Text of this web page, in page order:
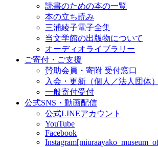
読書のための本の一覧
本の立ち読み
三浦綾子電子全集
当文学館の出版物について
オーディオライブラリー
ご寄付・ご支援
賛助会員・寄附 受付窓口
入会・更新（個人／法人団体）
一般寄付受付
公式SNS・動画配信
公式LINEアカウント
YouTube
Facebook